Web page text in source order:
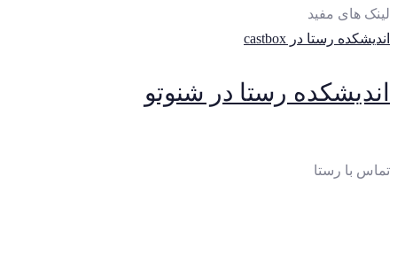
لینک های مفید
اندیشکده رستا در castbox
اندیشکده رستا در شنوتو
تماس با رستا